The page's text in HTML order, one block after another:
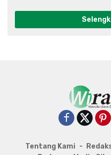
Tentang Kami